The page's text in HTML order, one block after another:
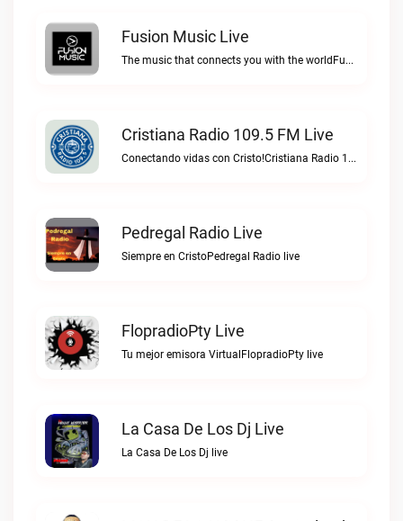
Fusion Music Live
The music that connects you with the worldFusion Music live
Cristiana Radio 109.5 FM Live
Conectando vidas con Cristo!Cristiana Radio 109.5 FM live
Pedregal Radio Live
Siempre en CristoPedregal Radio live
FlopradioPty Live
Tu mejor emisora VirtualFlopradioPty live
La Casa De Los Dj Live
La Casa De Los Dj live